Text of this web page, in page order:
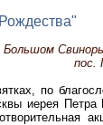
пос.
по
иерея Петра